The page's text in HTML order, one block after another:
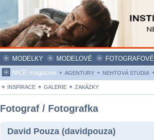
MODELKY MODELOVÉ FOTOGRAFOVÉ
NICE magazine
AGENTURY NEHTOVÁ STUDIA
INSPIRACE GALERIE ZAKÁZKY
Fotograf / Fotografka
David Pouza (davidpouza)